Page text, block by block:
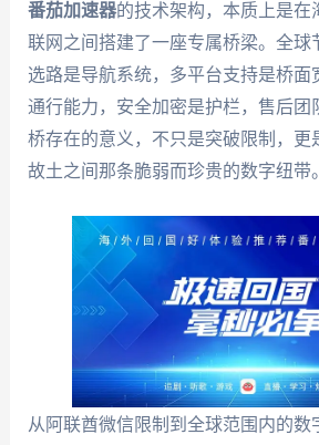
番茄加速器的技术架构，本质上是在
联网之间搭建了一座专属桥梁。全球
选路是导航系统，多平台支持是桥面
通行能力，安全加密是护栏，售后团
桥存在的意义，不只是突破限制，更
故土之间那条脆弱而珍贵的数字纽带。
从阿联酋微信限制到全球范围内的数